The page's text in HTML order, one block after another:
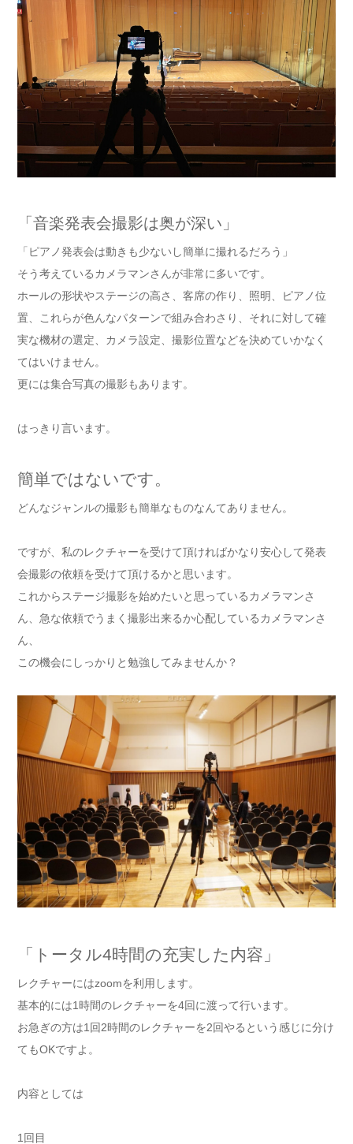
「音楽発表会撮影は奥が深い」
「ピアノ発表会は動きも少ないし簡単に撮れるだろう」
そう考えているカメラマンさんが非常に多いです。
ホールの形状やステージの高さ、客席の作り、照明、ピアノ位
置、これらが色んなパターンで組み合わさり、それに対して確
実な機材の選定、カメラ設定、撮影位置などを決めていかなく
てはいけません。
更には集合写真の撮影もあります。
はっきり言います。
簡単ではないです。
どんなジャンルの撮影も簡単なものなんてありません。
ですが、私のレクチャーを受けて頂ければかなり安心して発表
会撮影の依頼を受けて頂けるかと思います。
これからステージ撮影を始めたいと思っているカメラマンさ
ん、急な依頼でうまく撮影出来るか心配しているカメラマンさ
ん、
この機会にしっかりと勉強してみませんか？
「トータル4時間の充実した内容」
レクチャーにはzoomを利用します。
基本的には1時間のレクチャーを4回に渡って行います。
お急ぎの方は1回2時間のレクチャーを2回やるという感じに分け
てもOKですよ。
内容としては
1回目